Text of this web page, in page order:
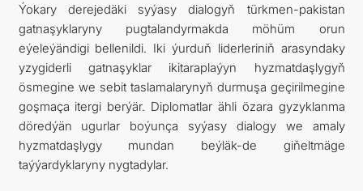
Ýokary derejedäki syýasy dialogyň türkmen-pakistan
gatnaşyklaryny pugtalandyrmakda möhüm orun
eýeleýändigi bellenildi. Iki ýurduň liderleriniň arasyndaky
yzygiderli gatnaşyklar ikitaraplaýyn hyzmatdaşlygyň
ösmegine we sebit taslamalarynyň durmuşa geçirilmegine
goşmaça itergi berýär. Diplomatlar ähli özara gyzyklanma
döredýän ugurlar boýunça syýasy dialogy we amaly
hyzmatdaşlygy mundan beýläk-de giňeltmäge
taýýardyklaryny nygtadylar.